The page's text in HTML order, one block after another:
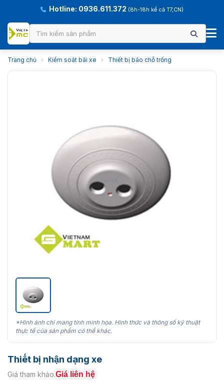
Hotline: 0936.611.372 (8h-18h kể cả T7,CN)
Trang chủ › Kiểm soát bãi xe › Thiết bị báo chỗ trống
*Hình ảnh chỉ mang tính minh họa. Hình thức và thông số kỹ thuật
thực tế của sản phẩm có thể khác.
Thiết bị nhận dạng xe
Giá tham khảo:Giá liên hệ